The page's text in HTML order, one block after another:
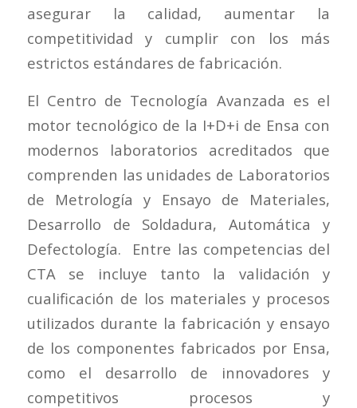
asegurar la calidad, aumentar la
competitividad y cumplir con los más
estrictos estándares de fabricación.
El Centro de Tecnología Avanzada es el
motor tecnológico de la I+D+i de Ensa con
modernos laboratorios acreditados que
comprenden las unidades de Laboratorios
de Metrología y Ensayo de Materiales,
Desarrollo de Soldadura, Automática y
Defectología. Entre las competencias del
CTA se incluye tanto la validación y
cualificación de los materiales y procesos
utilizados durante la fabricación y ensayo
de los componentes fabricados por Ensa,
como el desarrollo de innovadores y
competitivos procesos y